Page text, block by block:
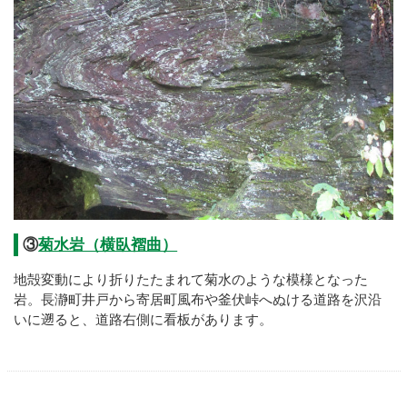
③菊水岩（横臥褶曲）
地殻変動により折りたたまれて菊水のような模様となった
岩。長瀞町井戸から寄居町風布や釜伏峠へぬける道路を沢沿
いに遡ると、道路右側に看板があります。